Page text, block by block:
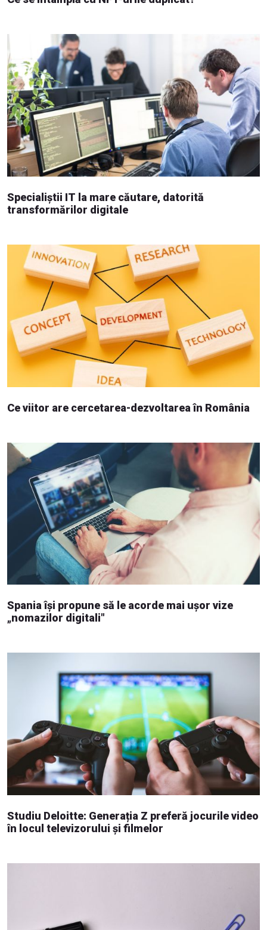
Specialiștii IT la mare căutare, datorită
transformărilor digitale
Ce viitor are cercetarea-dezvoltarea în România
Spania își propune să le acorde mai ușor vize
„nomazilor digitali"
Studiu Deloitte: Generația Z preferă jocurile video
în locul televizorului și filmelor